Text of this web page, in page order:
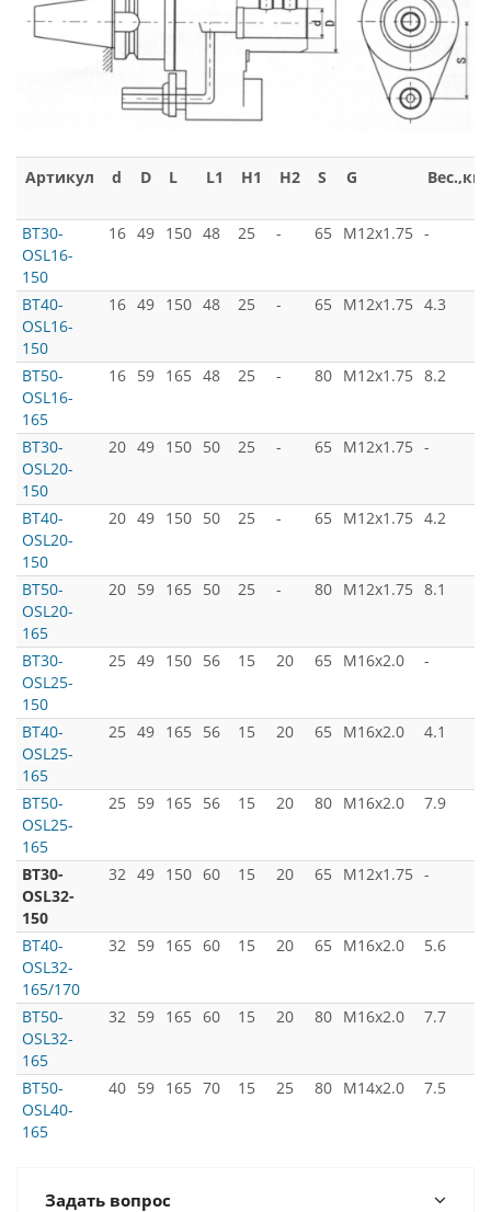
Артикул d D L L1 H1 H2 S G Вес.,кг.
BT30-
OSL16-
150
16 49 150 48 25 - 65 M12x1.75 -
BT40-
OSL16-
150
16 49 150 48 25 - 65 M12x1.75 4.3
BT50-
OSL16-
165
16 59 165 48 25 - 80 M12x1.75 8.2
BT30-
OSL20-
150
20 49 150 50 25 - 65 M12x1.75 -
BT40-
OSL20-
150
20 49 150 50 25 - 65 M12x1.75 4.2
BT50-
OSL20-
165
20 59 165 50 25 - 80 M12x1.75 8.1
BT30-
OSL25-
150
25 49 150 56 15 20 65 M16x2.0 -
BT40-
OSL25-
165
25 49 165 56 15 20 65 M16x2.0 4.1
BT50-
OSL25-
165
25 59 165 56 15 20 80 M16x2.0 7.9
BT30-
OSL32-
150
32 49 150 60 15 20 65 M12x1.75 -
BT40-
OSL32-
165/170
32 59 165 60 15 20 65 M16x2.0 5.6
BT50-
OSL32-
165
32 59 165 60 15 20 80 M16x2.0 7.7
BT50-
OSL40-
165
40 59 165 70 15 25 80 M14x2.0 7.5
Задать вопрос